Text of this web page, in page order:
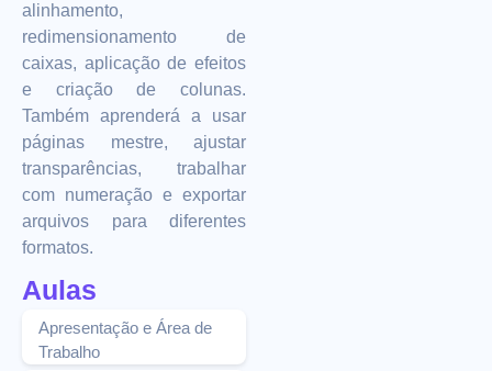
alinhamento,
redimensionamento de
caixas, aplicação de efeitos
e criação de colunas.
Também aprenderá a usar
páginas mestre, ajustar
transparências, trabalhar
com numeração e exportar
arquivos para diferentes
formatos.
Aulas
Apresentação e Área de
Trabalho